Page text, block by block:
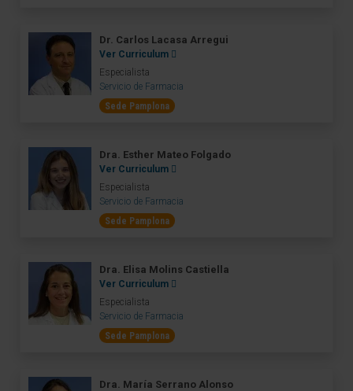
Dr. Carlos Lacasa Arregui
Ver Curriculum
Especialista
Servicio de Farmacia
Sede Pamplona
Dra. Esther Mateo Folgado
Ver Curriculum
Especialista
Servicio de Farmacia
Sede Pamplona
Dra. Elisa Molins Castiella
Ver Curriculum
Especialista
Servicio de Farmacia
Sede Pamplona
Dra. María Serrano Alonso